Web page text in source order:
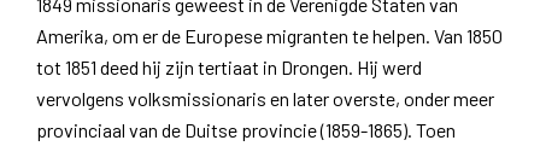
Amerika, om er de Europese migranten te helpen. Van 1850
tot 1851 deed hij zijn tertiaat in Drongen. Hij werd
vervolgens volksmissionaris en later overste, onder meer
provinciaal van de Duitse provincie (1859-1865). Toen